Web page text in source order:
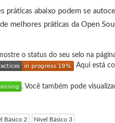
práticas abaixo podem se
melhores práticas da Open
o status do seu selo na
Aqui está
. Você também pode
Básico 2 Nível Básico 3